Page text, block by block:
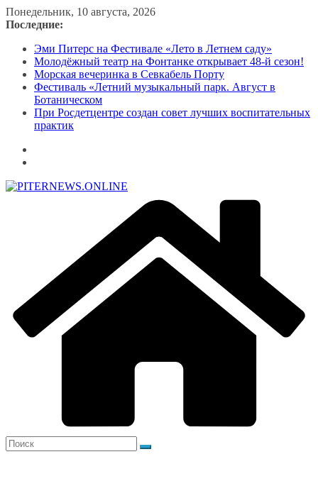
Перейти
к
Понедельник, 10 августа, 2026
Последние:
Эми Питерс на Фестивале «Лето в Летнем саду»
Молодёжный театр на Фонтанке открывает 48-й сезон!
Морская вечеринка в Севкабель Порту
Фестиваль «Летний музыкальный парк. Август в
Ботаническом
При Росдетцентре создан совет лучших воспитательных
практик